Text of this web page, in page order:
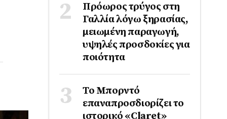
Πρόωρος τρύγος στη
Γαλλία λόγω ξηρασίας,
μειωμένη παραγωγή,
υψηλές προσδοκίες για
ποιότητα
Το Μπορντό
επαναπροσδιορίζει το
ιστορικό «Claret»